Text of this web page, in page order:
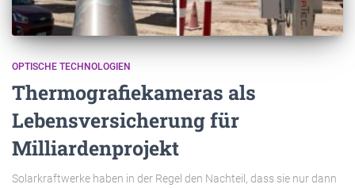
OPTISCHE TECHNOLOGIEN
Thermografiekameras als
Lebensversicherung für
Milliardenprojekt
Solarkraftwerke haben in der Regel den Nachteil, dass sie nur dann